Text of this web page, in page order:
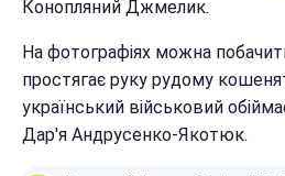
Конопляний Джмелик.
На фотографіях можна
простягає руку рудому
український військовий
Дар'я Андрусенко-Якотюк.